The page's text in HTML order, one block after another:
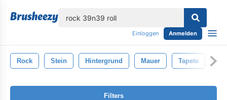
Einloggen Anmelden
Rock Stein Hintergrund Mauer Tapete
Filters